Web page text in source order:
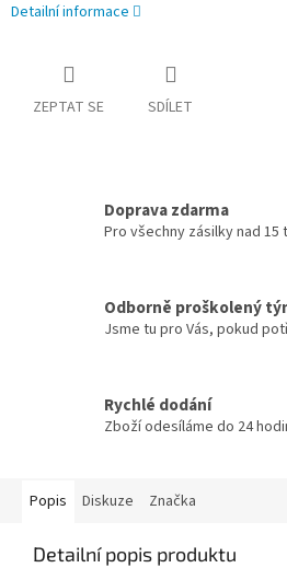
Detailní informace
ZEPTAT SE SDÍLET
Doprava zdarma
Pro všechny zásilky nad 15
Odborně proškolený
Jsme tu pro Vás, pokud
Rychlé dodání
Zboží odesíláme do 24
Popis Diskuze Značka
Detailní popis produktu